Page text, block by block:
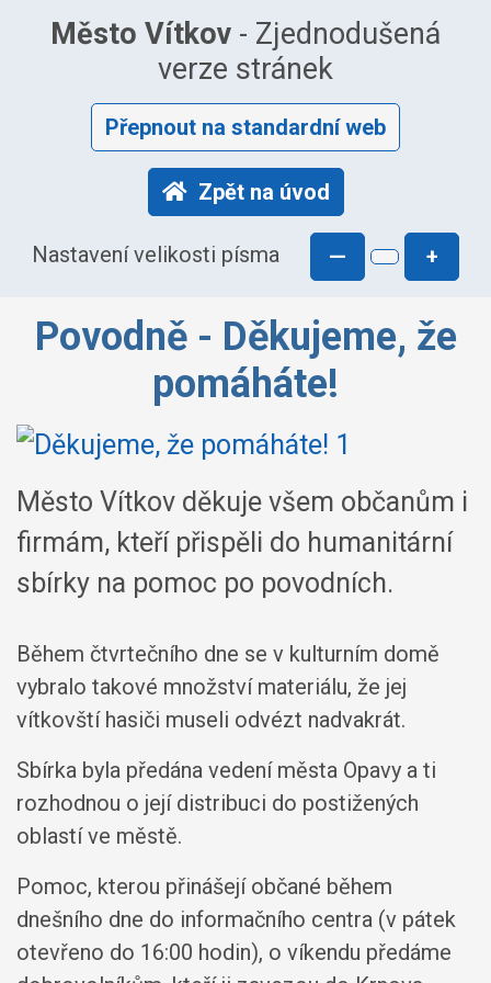
Město Vítkov - Zjednodušená
verze stránek
Přepnout na standardní web
Zpět na úvod
Nastavení velikosti písma — +
Povodně - Děkujeme, že
pomáháte!
Město Vítkov děkuje všem občanům i
firmám, kteří přispěli do humanitární
sbírky na pomoc po povodních.
Během čtvrtečního dne se v kulturním domě
vybralo takové množství materiálu, že jej
vítkovští hasiči museli odvézt nadvakrát.
Sbírka byla předána vedení města Opavy a ti
rozhodnou o její distribuci do postižených
oblastí ve městě.
Pomoc, kterou přinášejí občané během
dnešního dne do informačního centra (v pátek
otevřeno do 16:00 hodin), o víkendu předáme